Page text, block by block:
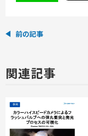
前の記事
関連記事